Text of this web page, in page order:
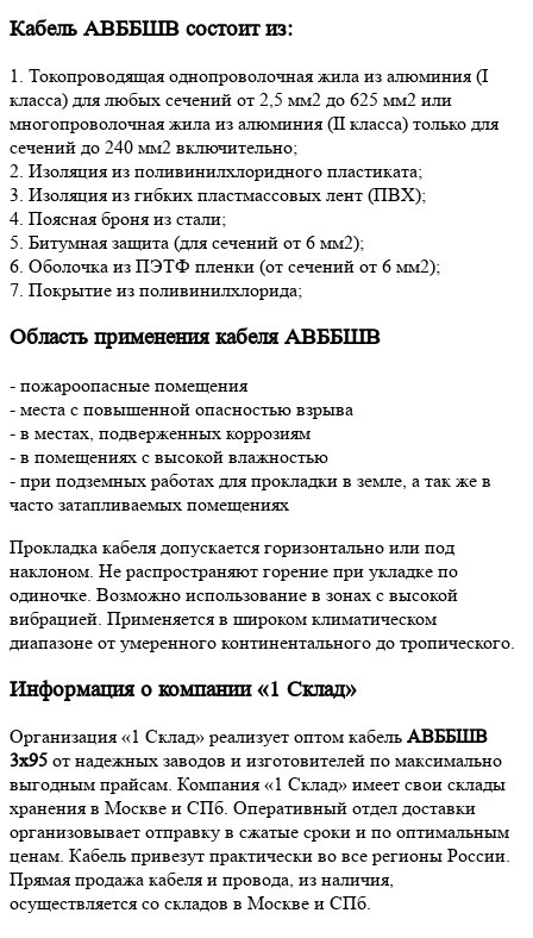
Кабель АВББШВ состоит из:
1. Токопроводящая однопроволочная жила из алюминия (I
класса) для любых сечений от 2,5 мм2 до 625 мм2 или
многопроволочная жила из алюминия (II класса) только для
сечений до 240 мм2 включительно;
2. Изоляция из поливинилхлоридного пластиката;
3. Изоляция из гибких пластмассовых лент (ПВХ);
4. Поясная броня из стали;
5. Битумная защита (для сечений от 6 мм2);
6. Оболочка из ПЭТФ пленки (от сечений от 6 мм2);
7. Покрытие из поливинилхлорида;
Область применения кабеля АВББШВ
- пожароопасные помещения
- места с повышенной опасностью взрыва
- в местах, подверженных коррозиям
- в помещениях с высокой влажностью
- при подземных работах для прокладки в земле, а так же в
часто затапливаемых помещениях
Прокладка кабеля допускается горизонтально или под
наклоном. Не распространяют горение при укладке по
одиночке. Возможно использование в зонах с высокой
вибрацией. Применяется в широком климатическом
диапазоне от умеренного континентального до тропического.
Информация о компании «1 Склад»
Организация «1 Склад» реализует оптом кабель АВББШВ
3х95 от надежных заводов и изготовителей по максимально
выгодным прайсам. Компания «1 Склад» имеет свои склады
хранения в Москве и СПб. Оперативный отдел доставки
организовывает отправку в сжатые сроки и по оптимальным
ценам. Кабель привезут практически во все регионы России.
Прямая продажа кабеля и провода, из наличия,
осуществляется со складов в Москве и СПб.